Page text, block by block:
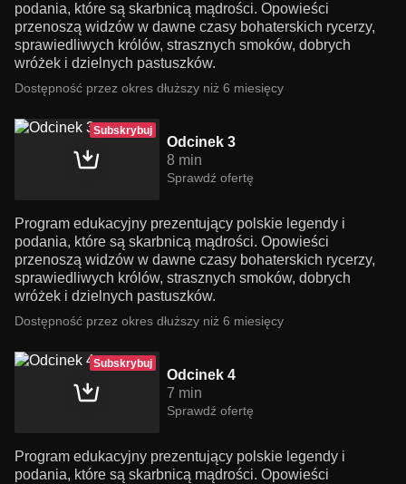
podania, które są skarbnicą mądrości. Opowieści
przenoszą widzów w dawne czasy bohaterskich rycerzy,
sprawiedliwych królów, strasznych smoków, dobrych
wróżek i dzielnych pastuszków.
Dostępność przez okres dłuższy niż 6 miesięcy
Subskrybuj
Odcinek 3
8 min
Sprawdź ofertę
Program edukacyjny prezentujący polskie legendy i
podania, które są skarbnicą mądrości. Opowieści
przenoszą widzów w dawne czasy bohaterskich rycerzy,
sprawiedliwych królów, strasznych smoków, dobrych
wróżek i dzielnych pastuszków.
Dostępność przez okres dłuższy niż 6 miesięcy
Subskrybuj
Odcinek 4
7 min
Sprawdź ofertę
Program edukacyjny prezentujący polskie legendy i
podania, które są skarbnicą mądrości. Opowieści